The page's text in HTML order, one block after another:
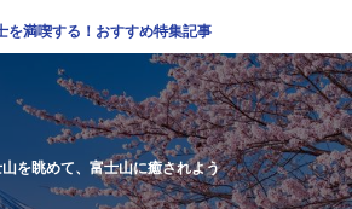
を満喫する！おすすめ特集記事
山を眺めて、富士山に癒されよう